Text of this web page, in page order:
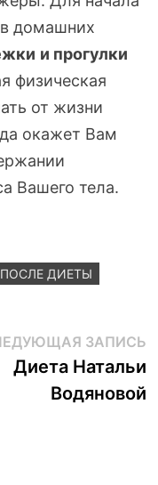
в домашних
и прогулки
физическая
от жизни
окажет Вам
Вашего тела.
ПОСЛЕ ДИЕТЫ
ЗАПИСЬ
Диета Натальи
Водяновой